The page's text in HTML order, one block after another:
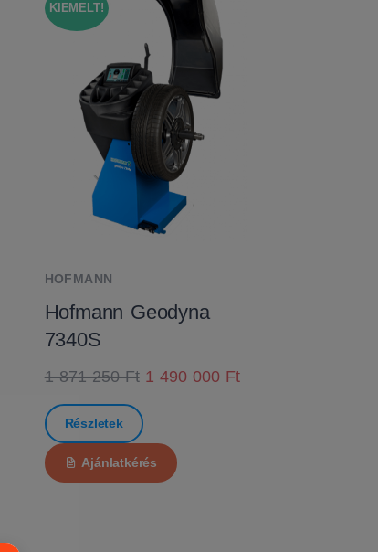
KIEMELT!
HOFMANN
Hofmann Geodyna
7340S
1 871 250 Ft 1 490 000 Ft
Részletek
Ajánlatkérés